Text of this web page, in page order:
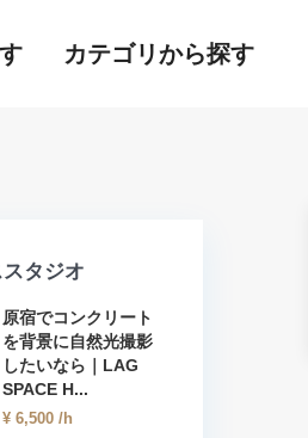
カテゴリから探す
タジオ
原宿でコンクリート
を背景に自然光撮影
したいなら｜LAG
SPACE H...
¥ 6,500 /h